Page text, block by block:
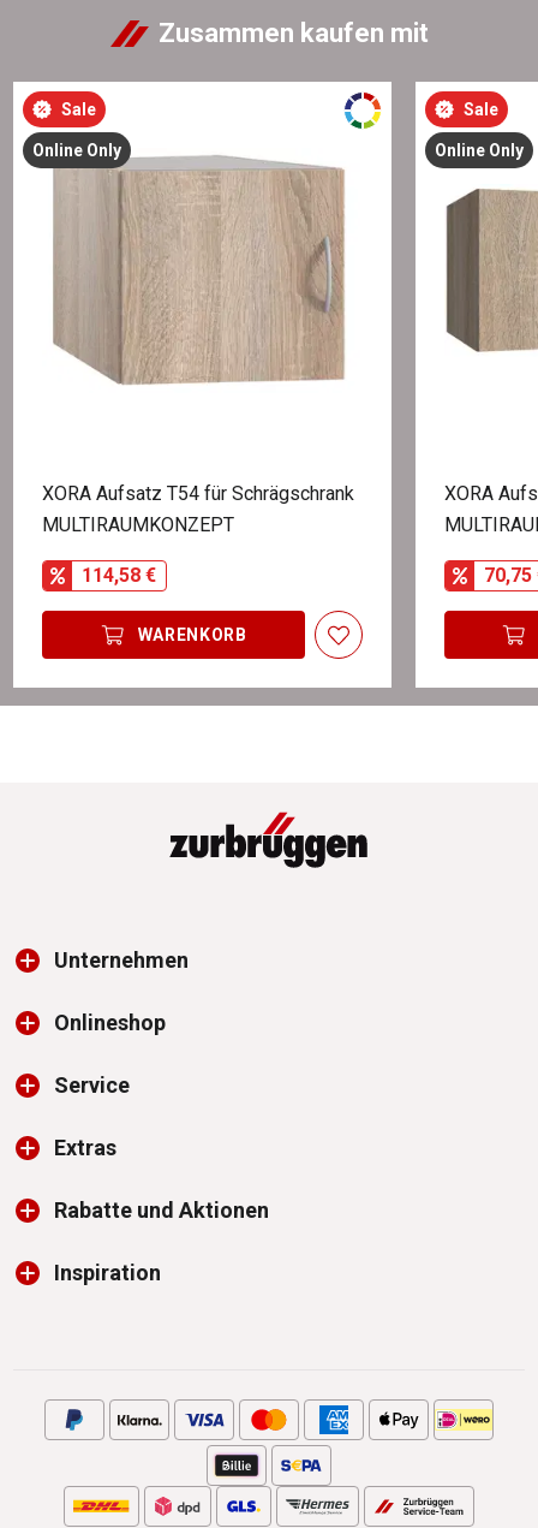
Zusammen kaufen mit
Sale
Online Only
XORA Aufsatz T54 für Schrägschrank
MULTIRAUMKONZEPT
114,58 €
WARENKORB
Sale
Online Only
XORA
70,75
Unternehmen
Onlineshop
Service
Extras
Rabatte und Aktionen
Inspiration